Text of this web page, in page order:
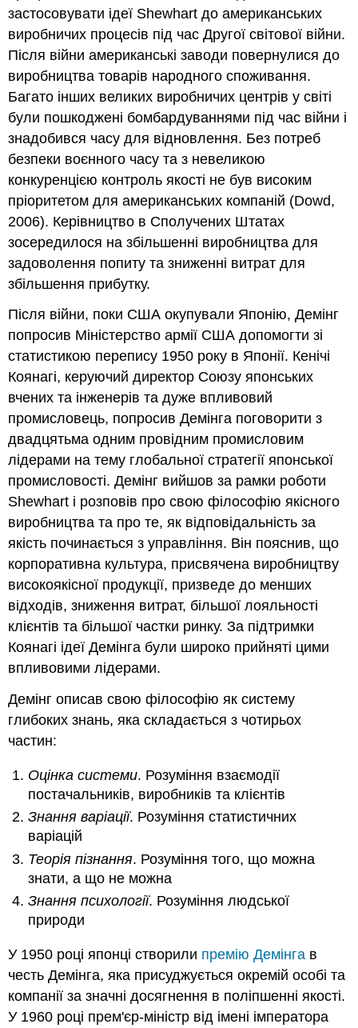
застосовувати ідеї Shewhart до американських
виробничих процесів під час Другої світової війни.
Після війни американські заводи повернулися до
виробництва товарів народного споживання.
Багато інших великих виробничих центрів у світі
були пошкоджені бомбардуваннями під час війни і
знадобився часу для відновлення. Без потреб
безпеки воєнного часу та з невеликою
конкуренцією контроль якості не був високим
пріоритетом для американських компаній (Dowd,
2006). Керівництво в Сполучених Штатах
зосередилося на збільшенні виробництва для
задоволення попиту та зниженні витрат для
збільшення прибутку.
Після війни, поки США окупували Японію, Демінг
попросив Міністерство армії США допомогти зі
статистикою перепису 1950 року в Японії. Кенічі
Коянагі, керуючий директор Союзу японських
вчених та інженерів та дуже впливовий
промисловець, попросив Демінга поговорити з
двадцятьма одним провідним промисловим
лідерами на тему глобальної стратегії японської
промисловості. Демінг вийшов за рамки роботи
Shewhart і розповів про свою філософію якісного
виробництва та про те, як відповідальність за
якість починається з управління. Він пояснив, що
корпоративна культура, присвячена виробництву
високоякісної продукції, призведе до менших
відходів, зниження витрат, більшої лояльності
клієнтів та більшої частки ринку. За підтримки
Коянагі ідеї Демінга були широко прийняті цими
впливовими лідерами.
Демінг описав свою філософію як систему
глибоких знань, яка складається з чотирьох
частин:
Оцінка системи. Розуміння взаємодії
постачальників, виробників та клієнтів
Знання варіації. Розуміння статистичних
варіацій
Теорія пізнання. Розуміння того, що можна
знати, а що не можна
Знання психології. Розуміння людської
природи
У 1950 році японці створили премію Демінга в
честь Демінга, яка присуджується окремій особі та
компанії за значні досягнення в поліпшенні якості.
У 1960 році прем'єр-міністр від імені імператора